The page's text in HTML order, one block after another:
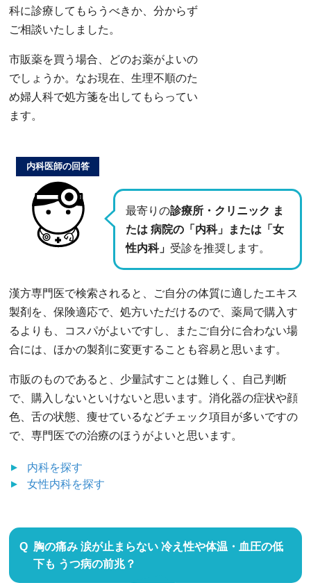
科に診療してもらうべきか、分からず
ご相談いたしました。
市販薬を買う場合、どのお薬がよいの
でしょうか。なお現在、生理不順のた
め婦人科で処方箋を出してもらってい
ます。
最寄りの診療所・クリニック ま
たは 病院の「内科」または「女
性内科」 受診を推奨します。
内科医師の回答
漢方専門医で検索されると、ご自分の体質に適したエキス
製剤を、保険適応で、処方いただけるので、薬局で購入す
るよりも、コスパがよいですし、またご自分に合わない場
合には、ほかの製剤に変更することも容易と思います。
市販のものであると、少量試すことは難しく、自己判断
で、購入しないといけないと思います。消化器の症状や顔
色、舌の状態、痩せているなどチェック項目が多いですの
で、専門医での治療のほうがよいと思います。
内科を探す
女性内科を探す
胸の痛み 涙が止まらない 冷え性や体温・血圧の低
下も うつ病の前兆？